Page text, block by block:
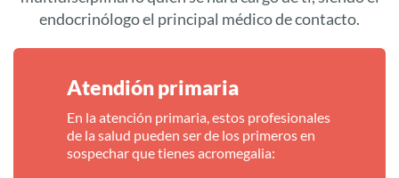
endocrinólogo el principal médico de contacto.
Atendión primaria
En la atención primaria, estos profesionales
de la salud pueden ser de los primeros en
sospechar que tienes acromegalia: